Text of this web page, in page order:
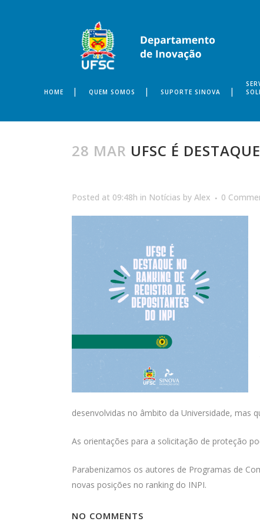
HOME QUEM SOMOS SUPORTE SINOVA
28 MAR UFSC É
Posted at 09:48h in Notícias by Alex 0
desenvolvidas no âmbito da Universidade, mas
As orientações para a solicitação de proteção
Parabenizamos os autores de Programas de
novas posições no ranking do INPI.
NO COMMENTS